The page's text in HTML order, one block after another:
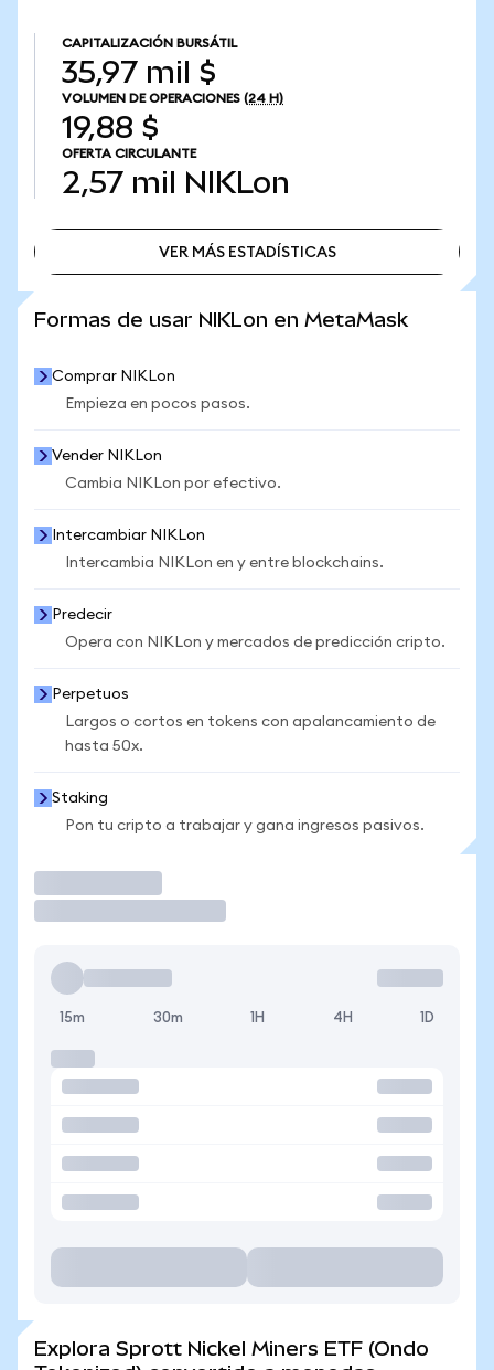
CAPITALIZACIÓN BURSÁTIL
35,97 mil $
VOLUMEN DE OPERACIONES (24 H)
19,88 $
OFERTA CIRCULANTE
2,57 mil NIKLon
VER MÁS ESTADÍSTICAS
Formas de usar NIKLon en MetaMask
Comprar NIKLon
Empieza en pocos pasos.
Vender NIKLon
Cambia NIKLon por efectivo.
Intercambiar NIKLon
Intercambia NIKLon en y entre blockchains.
Predecir
Opera con NIKLon y mercados de predicción cripto.
Perpetuos
Largos o cortos en tokens con apalancamiento de
hasta 50x.
Staking
Pon tu cripto a trabajar y gana ingresos pasivos.
15m 30m 1H 4H 1D
Explora Sprott Nickel Miners ETF (Ondo